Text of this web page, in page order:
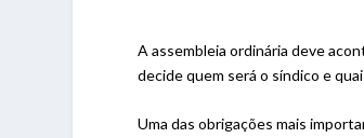
A assembleia ordinária deve
decide quem será o síndico e
Uma das obrigações mais